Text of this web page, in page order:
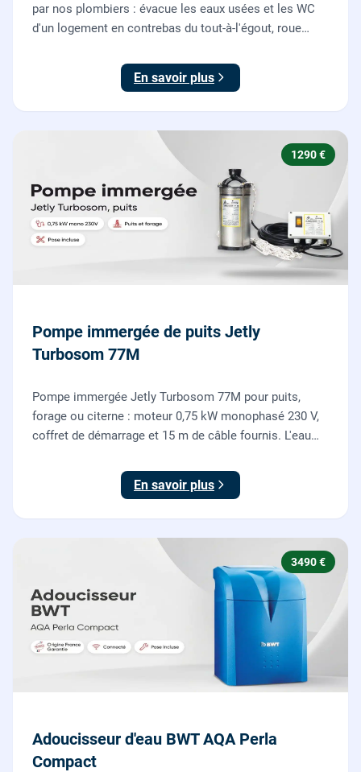
par nos plombiers : évacue les eaux usées et les WC
d'un logement en contrebas du tout-à-l'égout, roue
En savoir plus
1290 €
Pompe immergée de puits Jetly
Turbosom 77M
Pompe immergée Jetly Turbosom 77M pour puits,
forage ou citerne : moteur 0,75 kW monophasé 230 V,
coffret de démarrage et 15 m de câble fournis. L'eau
et posée par nos plombiers.
En savoir plus
3490 €
Adoucisseur d'eau BWT AQA Perla
Compact